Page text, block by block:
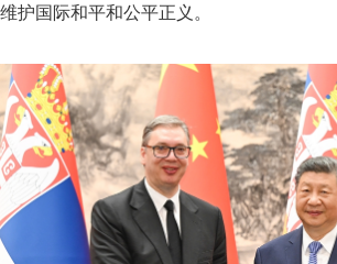
维护国际和平和公平正义。